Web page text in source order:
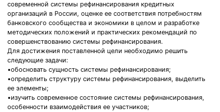
современной системы рефинансирования кредитных
организаций в России, оценке ее соответствия потребностям
банковского сообщества и экономики в целом и разработке
методических положений и практических рекомендаций по
совершенствованию системы рефинансирования.
Для достижения поставленной цели необходимо решить
следующие задачи:
•обосновать сущность системы рефинансирования;
•определить структуру системы рефинансирования, выделить
ее элементы;
•изучить современное состояние системы рефинансирования,
особенности взаимодействия ее участников;